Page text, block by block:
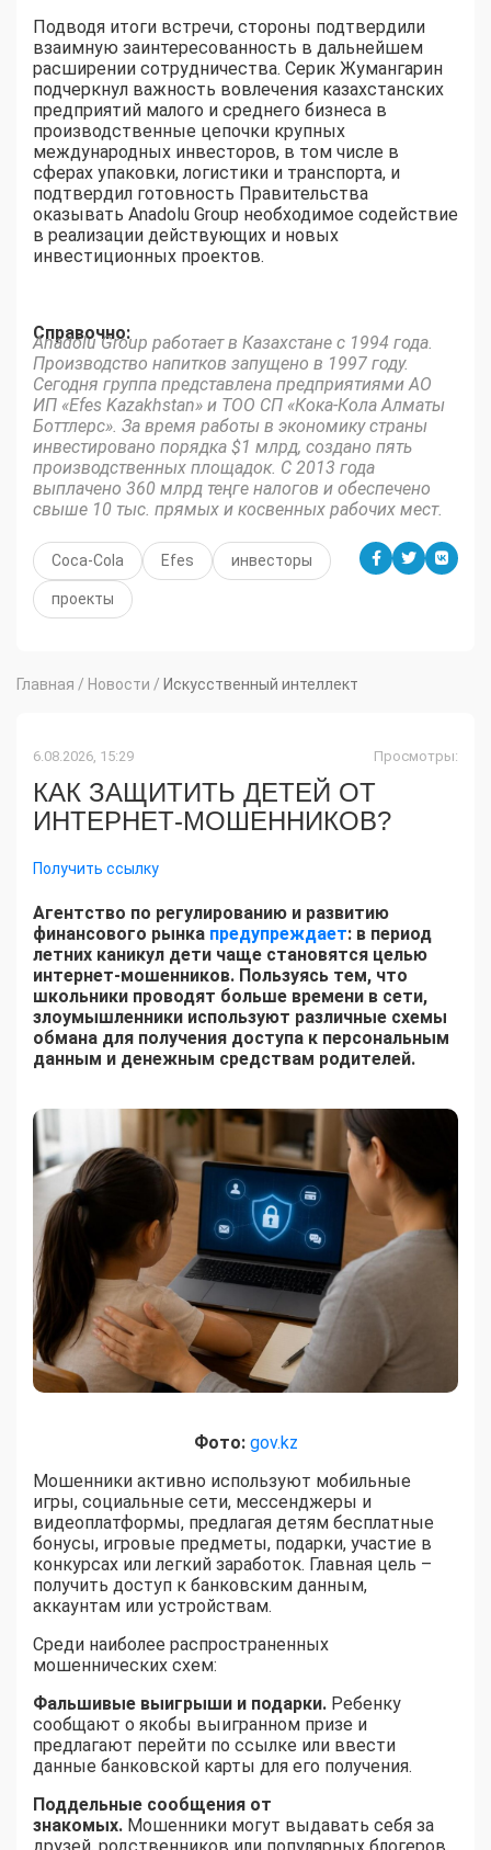
Подводя итоги встречи, стороны подтвердили
взаимную заинтересованность в дальнейшем
расширении сотрудничества. Серик Жумангарин
подчеркнул важность вовлечения казахстанских
предприятий малого и среднего бизнеса в
производственные цепочки крупных
международных инвесторов, в том числе в
сферах упаковки, логистики и транспорта, и
подтвердил готовность Правительства
оказывать Anadolu Group необходимое содействие
в реализации действующих и новых
инвестиционных проектов.
Справочно:
Anadolu Group работает в Казахстане с 1994 года.
Производство напитков запущено в 1997 году.
Сегодня группа представлена предприятиями АО
ИП «Efes Kazakhstan» и ТОО СП «Кока-Кола Алматы
Боттлерс». За время работы в экономику страны
инвестировано порядка $1 млрд, создано пять
производственных площадок. С 2013 года
выплачено 360 млрд теңге налогов и обеспечено
свыше 10 тыс. прямых и косвенных рабочих мест.
Coca-Cola Efes инвесторы
проекты
Главная / Новости / Искусственный интеллект
6.08.2026, 15:29 Просмотры:
КАК ЗАЩИТИТЬ ДЕТЕЙ ОТ
ИНТЕРНЕТ-МОШЕННИКОВ?
Получить ссылку
Агентство по регулированию и развитию
финансового рынка предупреждает: в период
летних каникул дети чаще становятся целью
интернет-мошенников. Пользуясь тем, что
школьники проводят больше времени в сети,
злоумышленники используют различные схемы
обмана для получения доступа к персональным
данным и денежным средствам родителей.
Фото:gov.kz
Мошенники активно используют мобильные
игры, социальные сети, мессенджеры и
видеоплатформы, предлагая детям бесплатные
бонусы, игровые предметы, подарки, участие в
конкурсах или легкий заработок. Главная цель –
получить доступ к банковским данным,
аккаунтам или устройствам.
Среди наиболее распространенных
мошеннических схем:
Фальшивые выигрыши и подарки. Ребенку
сообщают о якобы выигранном призе и
предлагают перейти по ссылке или ввести
данные банковской карты для его получения.
Поддельные сообщения от
знакомых. Мошенники могут выдавать себя за